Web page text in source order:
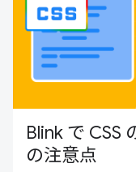
Blink で CSS
の注意点